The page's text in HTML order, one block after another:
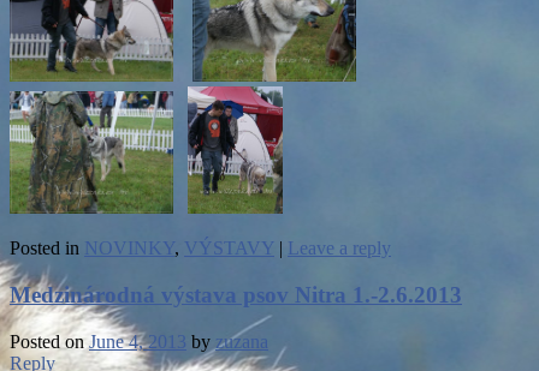
Posted in NOVINKY, VÝSTAVY | Leave a reply
Medzinárodná výstava psov Nitra 1.-2.6.2013
Posted onJune 4, 2013 by zuzana
Reply